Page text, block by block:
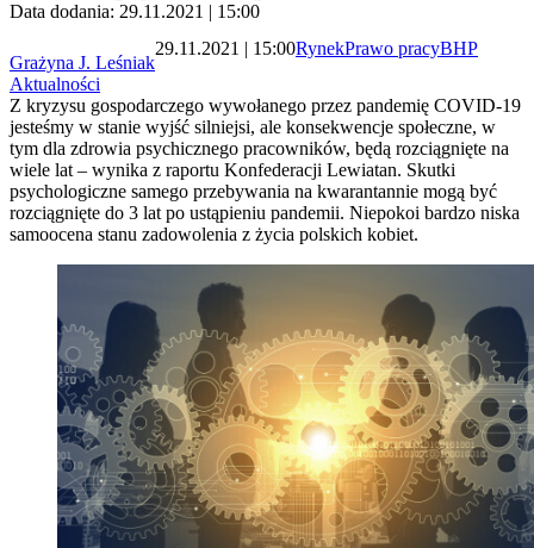
Data dodania: 29.11.2021 | 15:00
Grażyna J. Leśniak
29.11.2021 | 15:00RynekPrawo pracyBHP
Aktualności
Z kryzysu gospodarczego wywołanego przez pandemię COVID-19
jesteśmy w stanie wyjść silniejsi, ale konsekwencje społeczne, w
tym dla zdrowia psychicznego pracowników, będą rozciągnięte na
wiele lat – wynika z raportu Konfederacji Lewiatan. Skutki
psychologiczne samego przebywania na kwarantannie mogą być
rozciągnięte do 3 lat po ustąpieniu pandemii. Niepokoi bardzo niska
samoocena stanu zadowolenia z życia polskich kobiet.